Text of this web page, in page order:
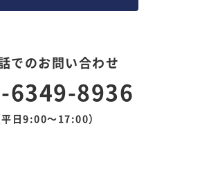
でのお問い合わせ
6349-8936
平日9:00〜17:00）